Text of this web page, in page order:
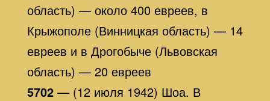
область) — около 400 евреев, в
Крыжополе (Винницкая область) — 14
евреев и в Дрогобыче (Львовская
область) — 20 евреев
5702— (12 июля 1942) Шоа. В